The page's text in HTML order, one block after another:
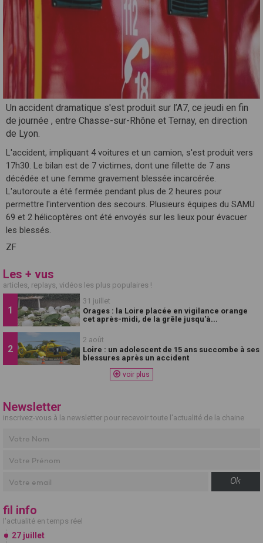
Un accident dramatique s'est produit sur l’A7, ce jeudi en fin
de journée , entre Chasse-sur-Rhône et Ternay, en direction
de Lyon.
L'accident, impliquant 4 voitures et un camion, s'est produit vers
17h30. Le bilan est de 7 victimes, dont une fillette de 7 ans
décédée et une femme gravement blessée incarcérée.
L'autoroute a été fermée pendant plus de 2 heures pour
permettre l'intervention des secours. Plusieurs équipes du SAMU
69 et 2 hélicoptères ont été envoyés sur les lieux pour évacuer
les blessés.
ZF
Les + vus
articles, replays, vidéos les plus populaires !
31 juillet
Orages : la Loire placée en vigilance orange
cet après-midi, de la grêle jusqu'à...
2 août
Loire : un adolescent de 15 ans succombe à ses
blessures après un accident
voir plus
Newsletter
inscrivez-vous à la newsletter pour recevoir toute l'actualité de la chaine
Ok
fil info
l'actualité en temps réel
27 juillet